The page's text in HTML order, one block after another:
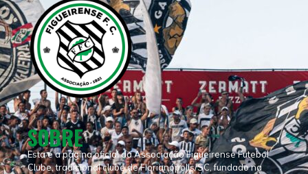
SOBRE
Esta é a página oficial da Associação Figueirense Futebol
Clube, tradicional clube de Florianópolis/SC, fundado na